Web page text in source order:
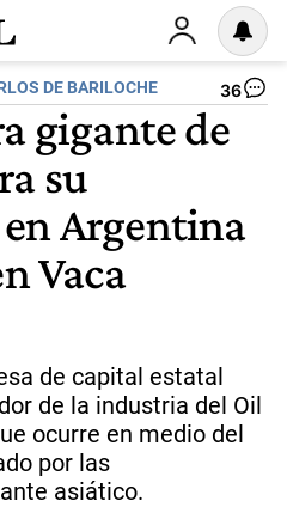
DE BARILOCHE 36
gigante de
su
Argentina
Vaca
de capital estatal
de la industria del Oil
ocurre en medio del
por las
asiático.